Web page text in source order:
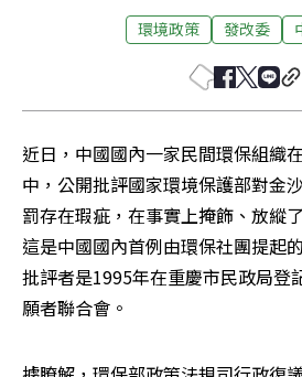
環境政策 發改委
近日，中國國內一家民間環保組織
中，公開批評國家環境保護部對金
罰存在瑕疵，在事實上掩飾、放縱
這是中國國內首例由環保社團提起
批評者是1995年在重慶市民政局登
願者聯合會。